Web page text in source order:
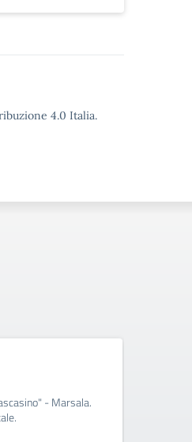
4.0 Italia.
- Marsala.